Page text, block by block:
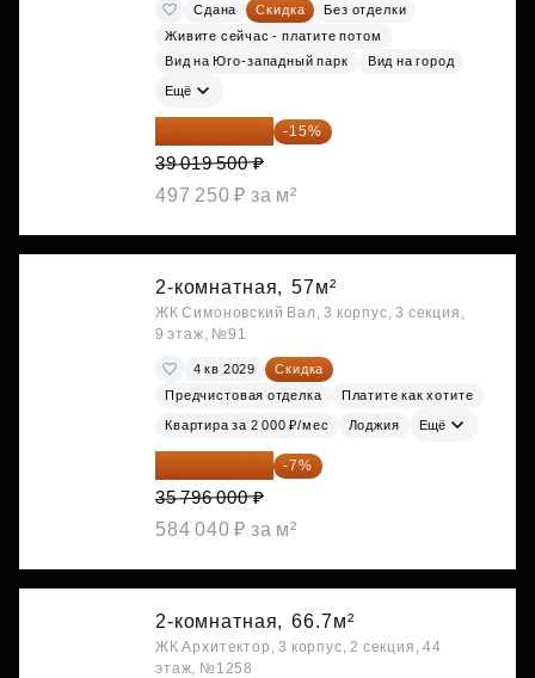
Сдана Скидка
Без отделки
Живите сейчас - платите потом
Вид на Юго-западный парк
Вид на город
Ещё
33 166 575 ₽ -15%
39 019 500 ₽
497 250 ₽ за м²
2-комнатная, 57м²
ЖК Симоновский Вал, 3 корпус, 3 секция,
9 этаж, №91
4 кв 2029
Скидка
Предчистовая отделка
Платите как хотите
Квартира за 2 000 ₽/мес Лоджия Ещё
33 290 280 ₽ -7%
35 796 000 ₽
584 040 ₽ за м²
2-комнатная, 66.7м²
ЖК Архитектор, 3 корпус, 2 секция, 44
этаж, №1258